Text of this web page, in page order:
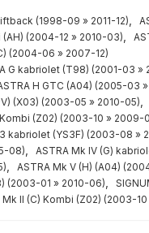
(1998-09 » 2011-12)
(AH) (2004-12 » 2010-03)
(2004-06 » 2007-12)
G kabriolet (T98) (2001-03 »
H GTC (A04) (2005-03
(X03) (2003-05 » 2010-05)
(Z02) (2003-10 » 2009-
kabriolet (YS3F) (2003-08 »
08) ASTRA Mk IV (G)
ASTRA Mk V (H) (A04)
(2003-01 » 2010-06)
Mk II (C) Kombi (Z02) (2003-